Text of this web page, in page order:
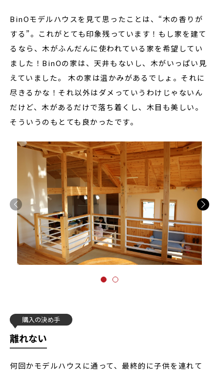
BinOモデルハウスを見て思ったことは、“木の香りが
する”。これがとても印象残っています！もし家を建て
るなら、木がふんだんに使われている家を希望してい
ました！BinOの家は、天井もないし、木がいっぱい見
えていました。 木の家は温かみがあるでしょ。それに
尽きるかな！それ以外はダメっていうわけじゃないん
だけど、木があるだけで落ち着くし、木目も美しい。
そういうのもとても良かったです。
購入の決め手
離れない
何回かモデルハウスに通って、最終的に子供を連れて